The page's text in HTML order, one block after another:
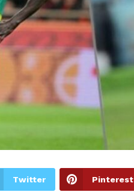
Twitter Pinterest